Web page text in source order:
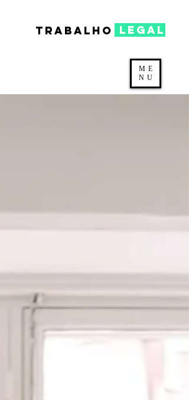
TRABALHO legal
ME
NU